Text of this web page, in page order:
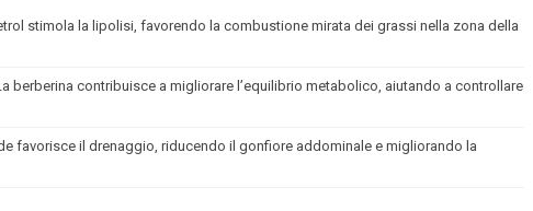
stimola la lipolisi, favorendo la combustione mirata dei grassi nella zona della
berberina contribuisce a migliorare l’equilibrio metabolico, aiutando a controllare
favorisce il drenaggio, riducendo il gonfiore addominale e migliorando la